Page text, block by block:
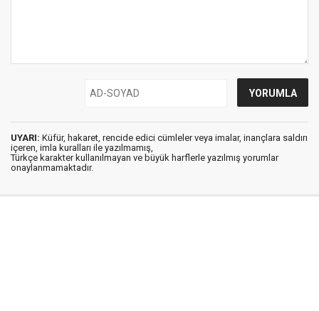
UYARI: Küfür, hakaret, rencide edici cümleler veya imalar, inançlara saldırı
içeren, imla kuralları ile yazılmamış,
Türkçe karakter kullanılmayan ve büyük harflerle yazılmış yorumlar
onaylanmamaktadır.